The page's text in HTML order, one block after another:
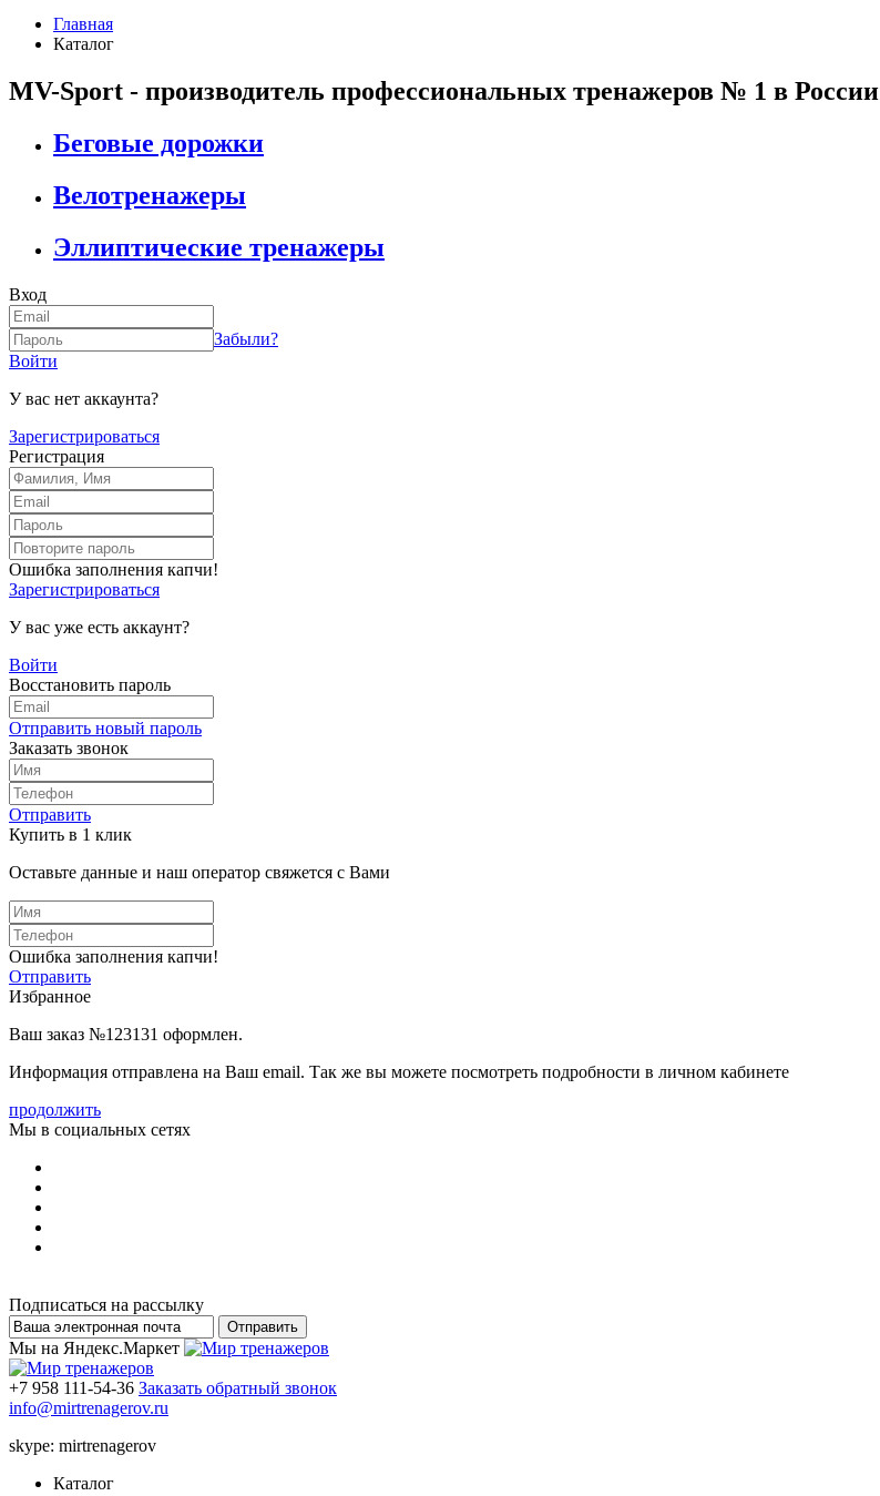
Главная
Каталог
MV-Sport - производитель профессиональных тренажеров № 1 в России
Беговые дорожки
Велотренажеры
Эллиптические тренажеры
Вход
Забыли?
Войти
У вас нет аккаунта?
Зарегистрироваться
Регистрация
Ошибка заполнения капчи!
Зарегистрироваться
У вас уже есть аккаунт?
Войти
Восстановить пароль
Отправить новый пароль
Заказать звонок
Отправить
Купить в 1 клик
Оставьте данные и наш оператор свяжется с Вами
Ошибка заполнения капчи!
Отправить
Избранное
Ваш заказ №123131 оформлен.
Информация отправлена на Ваш email. Так же вы можете посмотреть подробности в личном кабинете
продолжить
Мы в социальных сетях
Подписаться на рассылку
Мы на Яндекс.Маркет
+7 958 111-54-36 Заказать обратный звонок
info@mirtrenagerov.ru
skype: mirtrenagerov
Каталог